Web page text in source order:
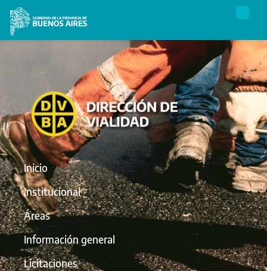
Inicio
Institucional
Áreas
Información general
Licitaciones